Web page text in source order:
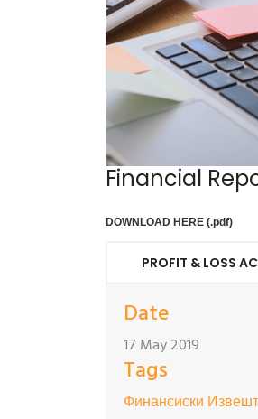
Financial
DOWNLOAD HERE (.pdf)
PROFIT & LOSS
Date
17 May 2019
Tags
Финансиски